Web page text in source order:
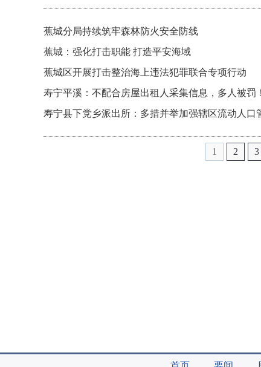
蕉城分局持续筑牢森林防火安全防线
蕉城：强化打击职能 打造平安海域
蕉城区开展打击整治海上违法犯罪联合专项行动
寿宁平溪：不配合房屋出租人采集信息，多人被罚！
寿宁县下党乡派出所：多措并举加强辖区流动人口
1 2 3